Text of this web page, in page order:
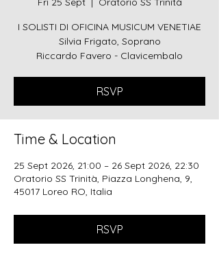
I SOLISTI DI OFICINA MUSICUM VENETIAE
Silvia Frigato, Soprano
Riccardo Favero - Clavicembalo
RSVP
Time & Location
25 Sept 2026, 21:00 – 26 Sept 2026, 22:30
Oratorio SS Trinità, Piazza Longhena, 9,
45017 Loreo RO, Italia
RSVP